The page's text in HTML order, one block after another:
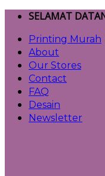
Skip
content
SELAMAT
Printing Murah
About
Our Stores
Contact
FAQ
Desain
Newsletter